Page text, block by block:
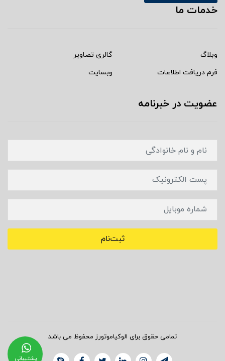
پشتیبانی
خدمات ما
وبلاگ
گالری تصاویر
فرم دریافت اطلاعات
وبسایت
عضویت در خبرنامه
ثبت‌نام
تمامی حقوق برای الوکیاموتورز محفوظ می باشد